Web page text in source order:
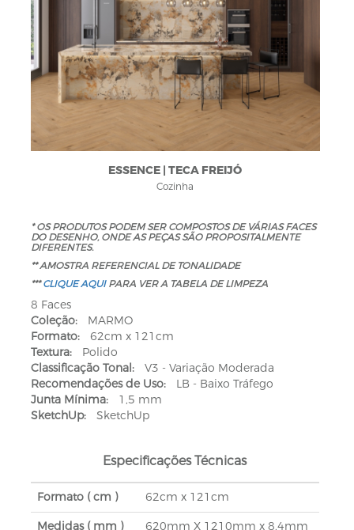
ESSENCE | TECA FREIJÓ
Cozinha
* OS PRODUTOS PODEM SER COMPOSTOS DE VÁRIAS FACES
DO DESENHO, ONDE AS PEÇAS SÃO PROPOSITALMENTE
DIFERENTES.
** AMOSTRA REFERENCIAL DE TONALIDADE
***CLIQUE AQUIPARA VER A TABELA DE LIMPEZA
8 Faces
Coleção:
MARMO
Formato:
62cm x 121cm
Textura:
Polido
Classificação Tonal:
V3 - Variação Moderada
Recomendações de Uso:
LB - Baixo Tráfego
Junta Mínima:
1,5 mm
SketchUp:
SketchUp
Especificações Técnicas
Formato ( cm )
62cm x 121cm
Medidas ( mm )
620mm X 1210mm x 8,4mm